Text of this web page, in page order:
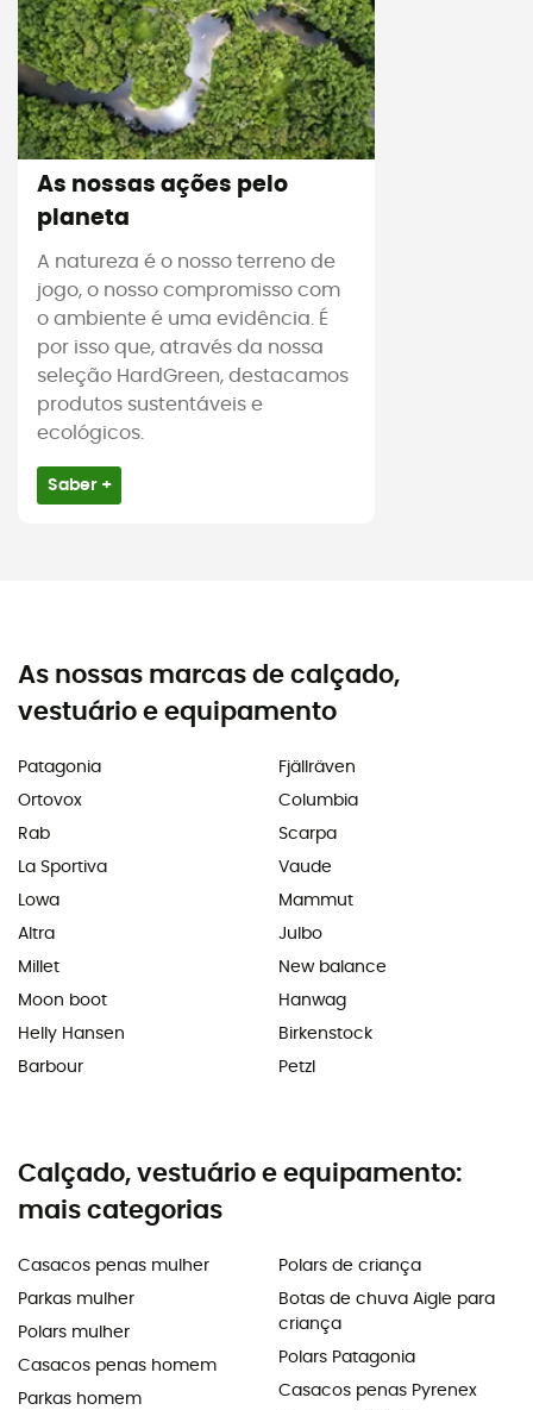
As nossas ações pelo
planeta
A natureza é o nosso terreno de
jogo, o nosso compromisso com
o ambiente é uma evidência. É
por isso que, através da nossa
seleção HardGreen, destacamos
produtos sustentáveis e
ecológicos.
Saber +
As nossas marcas de calçado,
vestuário e equipamento
Patagonia
Ortovox
Rab
La Sportiva
Lowa
Altra
Millet
Moon boot
Helly Hansen
Barbour
Fjällräven
Columbia
Scarpa
Vaude
Mammut
Julbo
New balance
Hanwag
Birkenstock
Petzl
Calçado, vestuário e equipamento:
mais categorias
Casacos penas mulher
Parkas mulher
Polars mulher
Casacos penas homem
Parkas homem
Polars de criança
Botas de chuva Aigle para
criança
Polars Patagonia
Casacos penas Pyrenex